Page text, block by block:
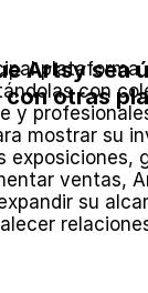
Artsy sea
con otras
plataforma
con
y
mostrar su
exposiciones,
ventas,
su